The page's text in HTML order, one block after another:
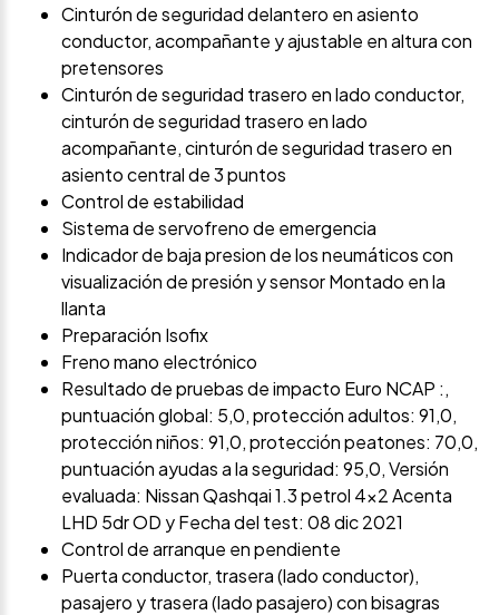
Cinturón de seguridad delantero en asiento
conductor, acompañante y ajustable en altura con
pretensores
Cinturón de seguridad trasero en lado conductor,
cinturón de seguridad trasero en lado
acompañante, cinturón de seguridad trasero en
asiento central de 3 puntos
Control de estabilidad
Sistema de servofreno de emergencia
Indicador de baja presion de los neumáticos con
visualización de presión y sensor Montado en la
llanta
Preparación Isofix
Freno mano electrónico
Resultado de pruebas de impacto Euro NCAP :,
puntuación global: 5,0, protección adultos: 91,0,
protección niños: 91,0, protección peatones: 70,0,
puntuación ayudas a la seguridad: 95,0, Versión
evaluada: Nissan Qashqai 1.3 petrol 4x2 Acenta
LHD 5dr OD y Fecha del test: 08 dic 2021
Control de arranque en pendiente
Puerta conductor, trasera (lado conductor),
pasajero y trasera (lado pasajero) con bisagras